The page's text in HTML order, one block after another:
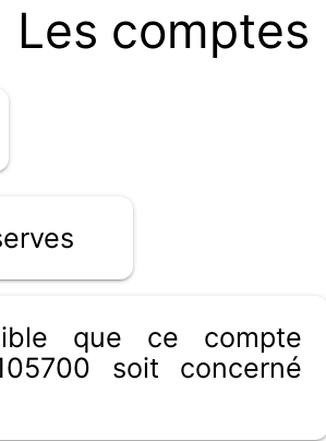
Les comptes
que ce compte
soit concerné